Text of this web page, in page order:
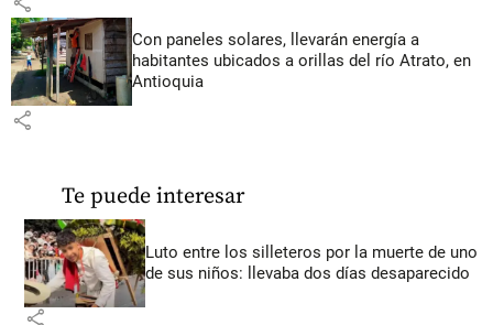
Con paneles solares, llevarán energía a
habitantes ubicados a orillas del río Atrato, en
Antioquia
share
Te puede interesar
Luto entre los silleteros por la muerte de uno
de sus niños: llevaba dos días desaparecido
share